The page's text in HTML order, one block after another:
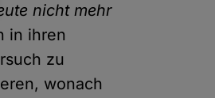
nicht mehr
in ihren
zu
wonach